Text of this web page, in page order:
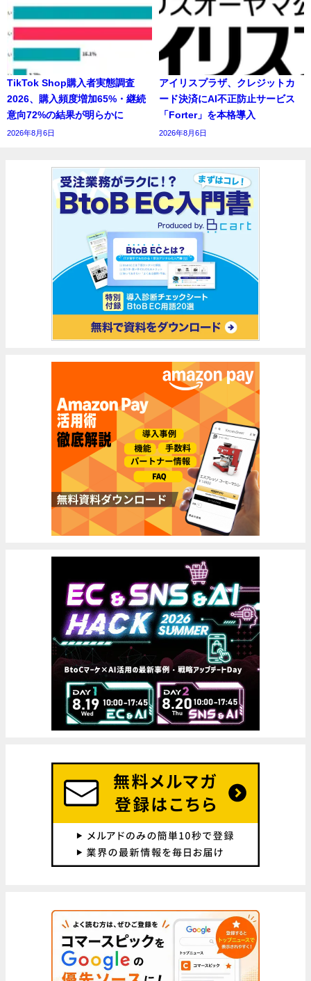
TikTok Shop購入者実態調査
2026、購入頻度増加65%・継続
意向72%の結果が明らかに
2026年8月6日
アイリスプラザ、クレジットカ
ード決済にAI不正防止サービス
「Forter」を本格導入
2026年8月6日